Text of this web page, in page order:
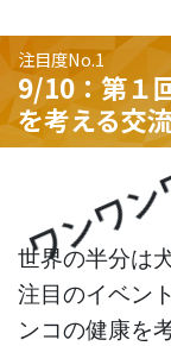
注目度No.1
9/10：第１
を考える交
ワンワ
世界の半分は
注目のイベン
ンコの健康を